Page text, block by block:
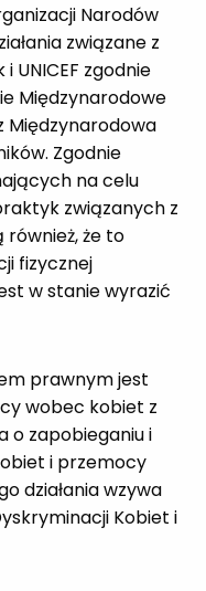
Narodów
związane z
UNICEF zgodnie
Międzynarodowe
Międzynarodowa
Zgodnie
na celu
związanych z
że to
fizycznej
w stanie wyrazić
prawnym jest
wobec kobiet z
o zapobieganiu i
i przemocy
działania wzywa
Kobiet i